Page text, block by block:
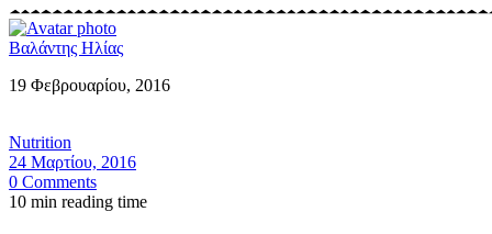
Βαλάντης Ηλίας
19 Φεβρουαρίου, 2016
Nutrition
24 Μαρτίου, 2016
0 Comments
10 min reading time